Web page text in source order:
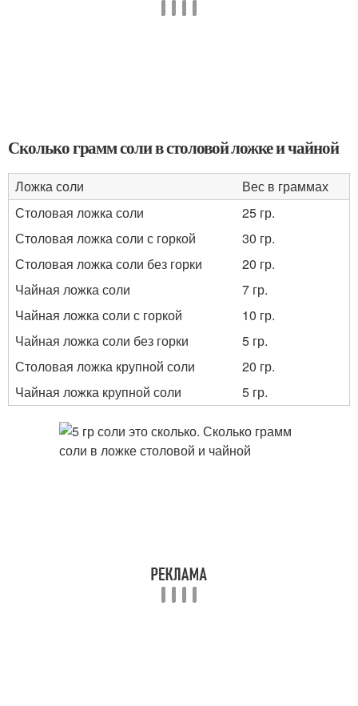
Сколько грамм соли в столовой ложке и чайной
Ложка соли
Вес в граммах
Столовая ложка соли
25 гр.
Столовая ложка соли с горкой
30 гр.
Столовая ложка соли без горки
20 гр.
Чайная ложка соли
7 гр.
Чайная ложка соли с горкой
10 гр.
Чайная ложка соли без горки
5 гр.
Столовая ложка крупной соли
20 гр.
Чайная ложка крупной соли
5 гр.